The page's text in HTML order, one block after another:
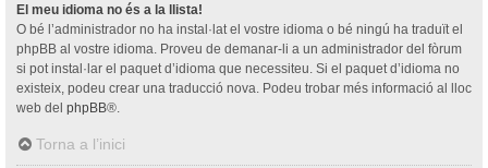
El meu idioma no és a la llista!
O bé l’administrador no ha instal·lat el vostre idioma o bé ningú ha traduït el
phpBB al vostre idioma. Proveu de demanar-li a un administrador del fòrum
si pot instal·lar el paquet d’idioma que necessiteu. Si el paquet d’idioma no
existeix, podeu crear una traducció nova. Podeu trobar més informació al lloc
web del phpBB®.
Torna a l’inici